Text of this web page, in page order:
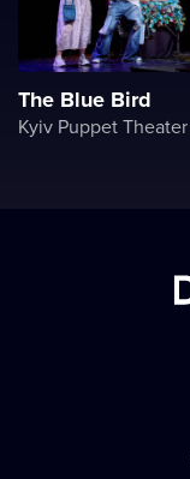
The Blue Bird
Kyiv Puppet Theater